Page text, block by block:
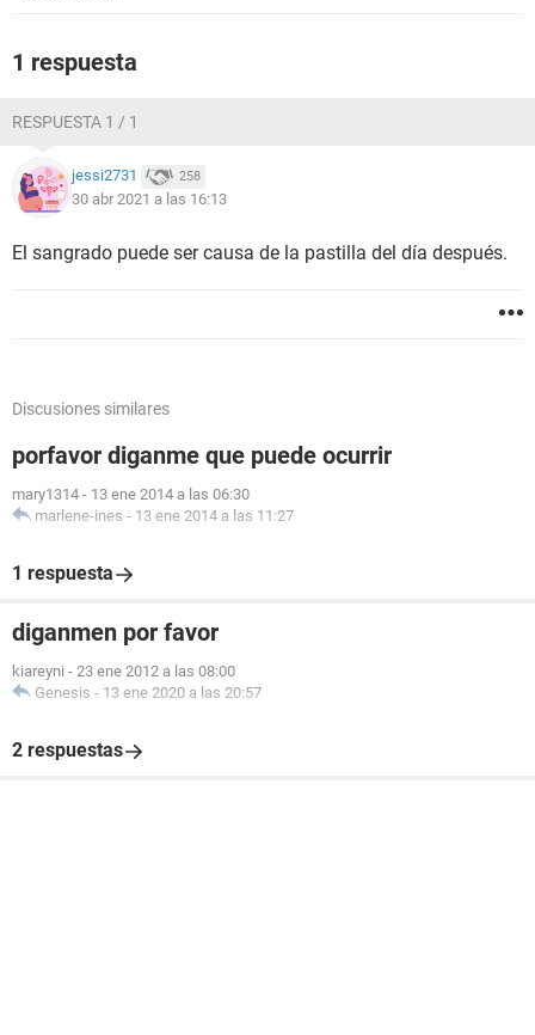
1 respuesta
RESPUESTA 1 / 1
jessi2731 258
30 abr 2021 a las 16:13
El sangrado puede ser causa de la pastilla del día después.
Discusiones similares
porfavor diganme que puede ocurrir
mary1314 - 13 ene 2014 a las 06:30
marlene-ines - 13 ene 2014 a las 11:27
1 respuesta
diganmen por favor
kiareyni - 23 ene 2012 a las 08:00
Genesis - 13 ene 2020 a las 20:57
2 respuestas